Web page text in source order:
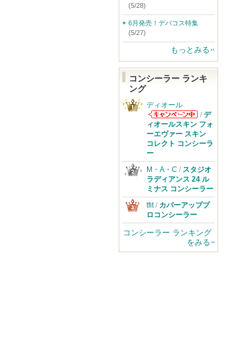
(5/28)
6月発売！デパコス特集
(5/27)
もっとみる
コンシーラー ランキ
ング
ディオール
ディオールから
のお知らせがあ
ります
/ デ
ィオールスキン フォ
ーエヴァー スキン
コレクト コンシーラ
ー
M・A・C / スタジオ
ラディアンス 24 ル
ミナス コンシーラー
tfit/ カバーアッププ
ロコンシーラー
コンシーラー ランキング
をみる